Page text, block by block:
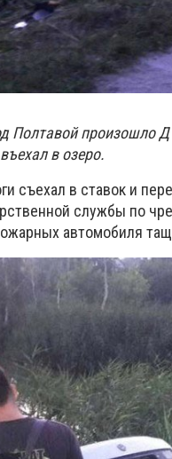
Полтавой произошло
в озеро.
съехал в ставок и
службы по
автомобиля